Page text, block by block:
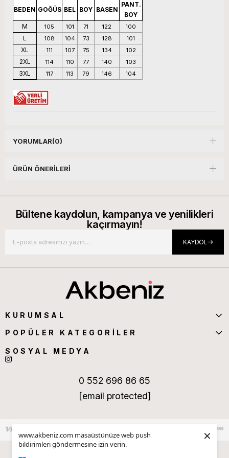
www.akbeniz.com masaüstünüze web push
bildirimleri göndermesine izin verin.
×
BEDEN GOĞÜS BEL BOY BASEN
PANT.
BOY
M
105 101 71 122 100
L 108 104 73 128 101
XL 111 107 75 134 102
2XL 114 110 77 140 103
3XL 117 113 79 146 104
YORUMLAR(0)
ÜRÜN ÖNERILERI
Bültene kaydolun, kampanya ve yenilikleri
kaçırmayın!
KAYDOL
KURUMSAL
POPÜLER KATEGORİLER
SOSYAL MEDYA
0 552 696 86 65
[email protected]